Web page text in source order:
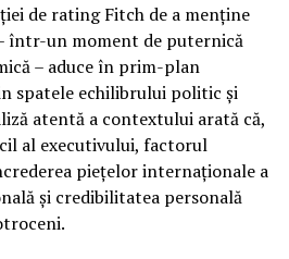
de rating Fitch de a menține
într-un moment de puternică
– aduce în prim-plan
spatele echilibrului politic și
atentă a contextului arată că,
al executivului, factorul
piețelor internaționale a
și credibilitatea personală